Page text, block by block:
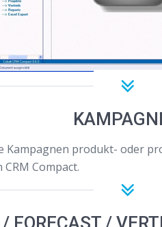
Kampagnen produkt- oder
Compact.
FORECAST /